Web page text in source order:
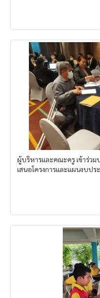
ผู้บริหารและคณะครู เข้าร่ว
เสนอโครงการและแผนงบปร